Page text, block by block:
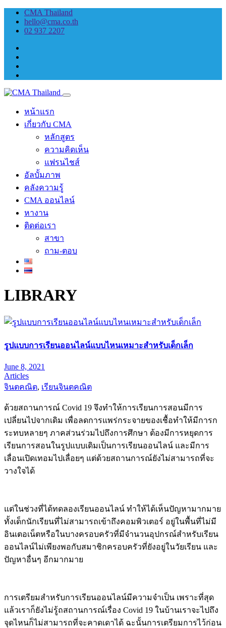
CMA Thailand
hello@cma.co.th
02 937 2207
หน้าแรก
เกี่ยวกับ CMA
หลักสูตร
ความคิดเห็น
แฟรนไชส์
อัลบั้มภาพ
คลังความรู้
CMA ออนไลน์
หางาน
ติดต่อเรา
สาขา
ถาม-ตอบ
LIBRARY
รูปแบบการเรียนออนไลน์แบบไหนเหมาะสำหรับเด็กเล็ก
June 8, 2021
Articles
จินตคณิต, เรียนจินตคณิต
ด้วยสถานการณ์ Covid 19 จึงทำให้การเรียนการสอนมีการ
เปลี่ยนไปจากเดิม เพื่อลดการแพร่กระจายของเชื้อทำให้มีการก
ระทบหลายๆ ภาคส่วนร่วมไปถึงการศึกษา ต้องมีการหยุดการ
เรียนการสอนในรูปแบบเดิมเป็นการเรียนออนไลน์ และมีการ
เลื่อนเปิดเทอมไปเลื่อยๆ แต่ด้วยสถานการณ์ยังไม่สามารถที่จะ
วางใจได้
แต่ในช่วงที่ได้ทดลองเรียนออนไลน์ ทำให้ได้เห็นปัญหามากมาย
ทั้งเด็กนักเรียนที่ไม่สามารถเข้าถึงคอมพิวเตอร์ อยู่ในพื้นที่ไม่มี
อินเตอเน็ตหรือในบางครอบครัวที่มีจำนวนอุปกรณ์สำหรับเรียน
ออนไลน์ไม่เพียงพอกับสมาชิกครอบครัวที่ยังอยู่ในวัยเรียน และ
ปัญหาอื่นๆ อีกมากมาย
การเตรียมสำหรับการเรียนออนไลน์มีความจำเป็น เพราะที่สุด
แล้วเราก็ยังไม่รู้ถสถานการณ์เรื่อง Covid 19 ในบ้านเราจะไปถึง
จุดไหนก็ไม่สามารถที่จะคาดเดาได้ ฉะนั้นการเตรียมการไว้ก่อน